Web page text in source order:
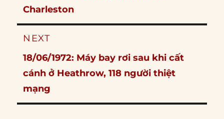
post:
Charleston
NEXT
Next
post:
18/06/1972: Máy bay rơi sau khi cất
cánh ở Heathrow, 118 người thiệt
mạng